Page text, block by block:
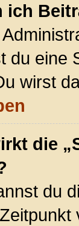
ich
du eine
wirst
die
du